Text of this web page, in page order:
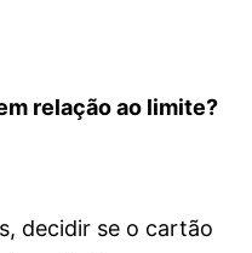
relação ao limite?
decidir se o cartão